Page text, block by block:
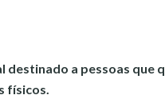
destinado a pessoas que
físicos.